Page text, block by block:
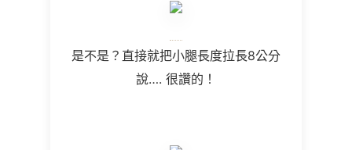
是不是？直接就把小腿長度拉長8公分
說…. 很讚的！